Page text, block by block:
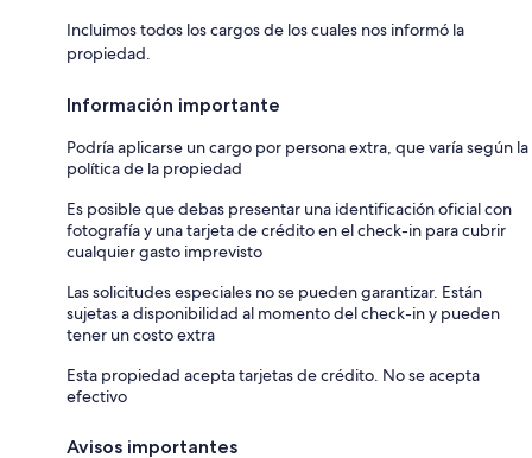
Incluimos todos los cargos de los cuales nos informó la
propiedad.
Información importante
Podría aplicarse un cargo por persona extra, que varía según la
política de la propiedad
Es posible que debas presentar una identificación oficial con
fotografía y una tarjeta de crédito en el check-in para cubrir
cualquier gasto imprevisto
Las solicitudes especiales no se pueden garantizar. Están
sujetas a disponibilidad al momento del check-in y pueden
tener un costo extra
Esta propiedad acepta tarjetas de crédito. No se acepta
efectivo
Avisos importantes